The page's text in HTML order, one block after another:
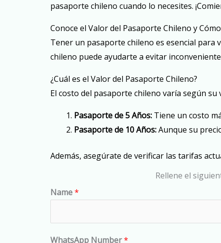
pasaporte chileno cuando lo necesites.
Conoce el Valor del Pasaporte Chileno y
Tener un pasaporte chileno es esencial para
chileno puede ayudarte a evitar
¿Cuál es el Valor del Pasaporte Chileno?
El costo del pasaporte chileno varía según
Pasaporte de 5 Años: Tiene un costo
Pasaporte de 10 Años:Aunque su
Además, asegúrate de verificar las tarifas
Rellene el
Name*
WhatsApp Number*